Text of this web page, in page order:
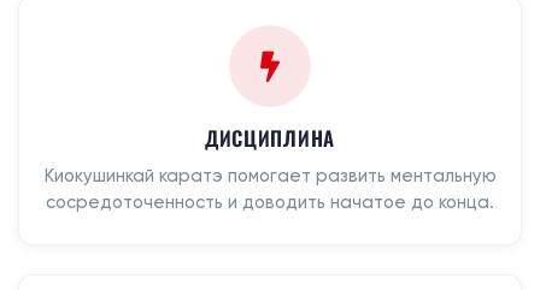
ДИСЦИПЛИНА
Киокушинкай каратэ помогает развить ментальную
сосредоточенность и доводить начатое до конца.